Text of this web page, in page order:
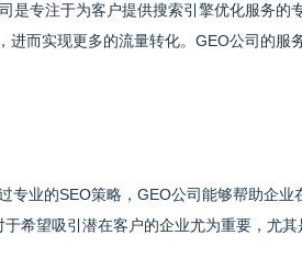
是专注于为客户提供搜索引擎优化服务
进而实现更多的流量转化。GEO公司的
专业的SEO策略，GEO公司能够帮助企
于希望吸引潜在客户的企业尤为重要，尤